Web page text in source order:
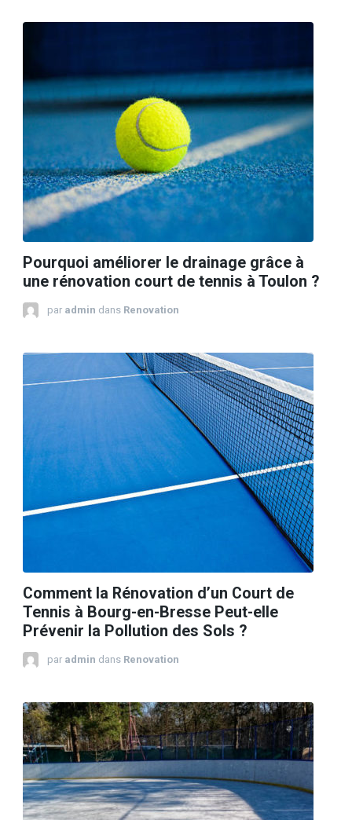
Pourquoi améliorer le drainage grâce à
une rénovation court de tennis à Toulon ?
par admin dans Renovation
Comment la Rénovation d’un Court de
Tennis à Bourg-en-Bresse Peut-elle
Prévenir la Pollution des Sols ?
par admin dans Renovation